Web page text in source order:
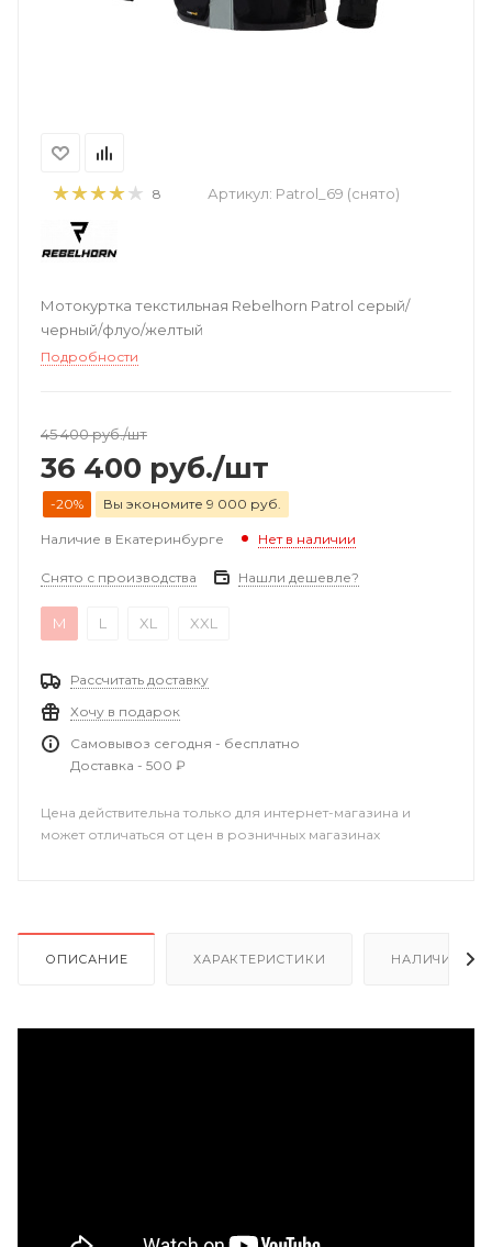
8 Артикул: Patrol_69 (снято)
Мотокуртка текстильная Rebelhorn Patrol серый/
черный/флуо/желтый
Подробности
45 400руб./шт
36 400 руб./шт
-20% Вы экономите 9 000 руб.
Наличие в Екатеринбурге Нет в наличии
Снято с производства Нашли дешевле?
M L XL XXL
Рассчитать доставку
Хочу в подарок
Самовывоз сегодня - бесплатно
Доставка - 500 ₽
Цена действительна только для интернет-магазина и
может отличаться от цен в розничных магазинах
ОПИСАНИЕ ХАРАКТЕРИСТИКИ НАЛИЧИЕ В